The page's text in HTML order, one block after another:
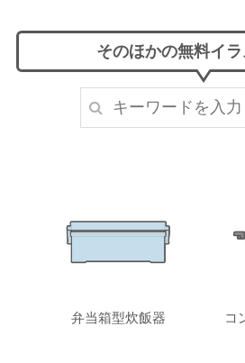
そのほかの無料イ
弁当箱型炊飯器
コ